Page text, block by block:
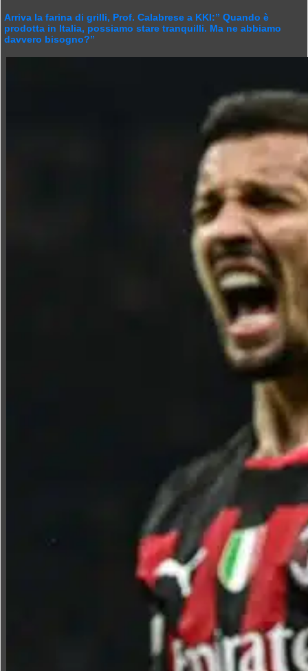
Arriva la farina di grilli, Prof. Calabrese a KKI:” Quando è
prodotta in Italia, possiamo stare tranquilli. Ma ne abbiamo
davvero bisogno?”